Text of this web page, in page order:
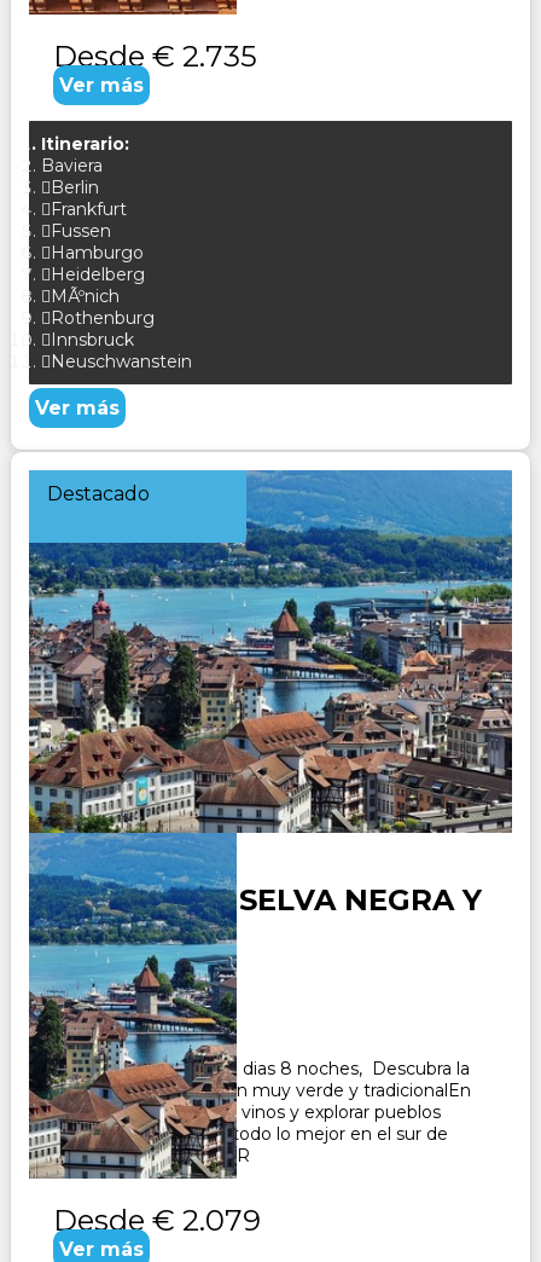
Desde € 2.735
Ver más
Itinerario:
Baviera
Berlin
Frankfurt
Fussen
Hamburgo
Heidelberg
MÃºnich
Rothenburg
Innsbruck
Neuschwanstein
Ver más
Destacado
ALEMANIA - SELVA NEGRA Y
ALSACIA
Duración:
8Días7Noches
Paquete Turistico de 9 dias 8 noches, Descubra la
Selva Negra, una región muy verde y tradicionalEn
Alsacia podrá degustar vinos y explorar pueblos
pintorescos. Conozca todo lo mejor en el sur de
Alemania CONSULTAR
Desde € 2.079
Ver más